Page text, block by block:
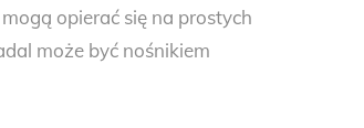
mogą opierać się na prostych
może być nośnikiem